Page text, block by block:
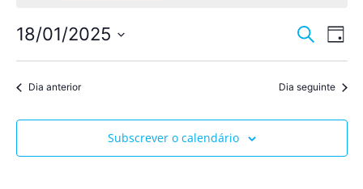
de
e
Pesquisar
de
de
Dia
18/01/2025
a
data.Dia anterior Dia seguinte
Subscrever o calendário